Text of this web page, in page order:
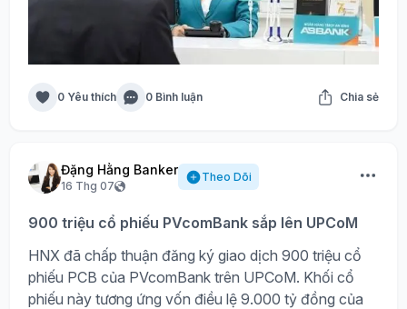
0 Yêu thích 0 Bình luận Chia sẻ
Đặng Hằng Banker
16 Thg 07
Theo Dõi
900 triệu cổ phiếu PVcomBank sắp lên UPCoM
HNX đã chấp thuận đăng ký giao dịch 900 triệu cổ
phiếu PCB của PVcomBank trên UPCoM. Khối cổ
phiếu này tương ứng vốn điều lệ 9.000 tỷ đồng của